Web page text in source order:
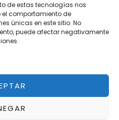
de estas tecnologías nos
comportamiento de
únicas en este sitio. No
puede afectar negativamente
al 12/08/2026
al 05/10/2026
al 05/10/2026